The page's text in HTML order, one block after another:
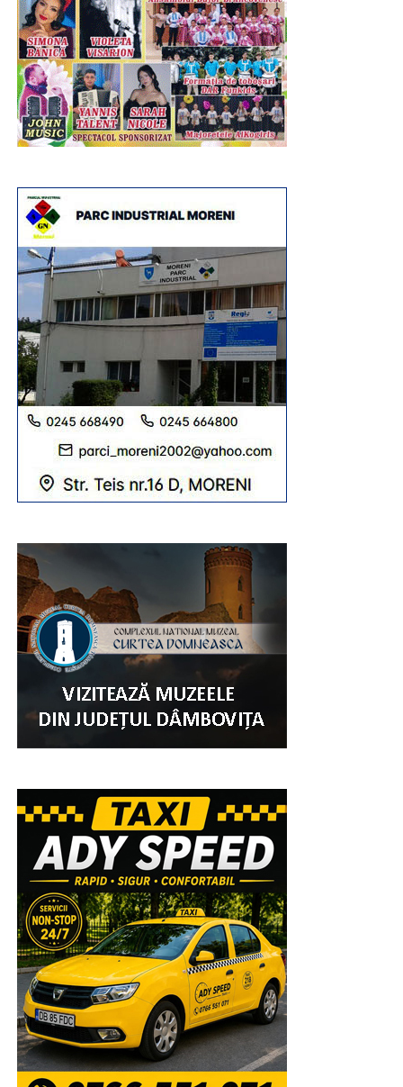
Entuziasmul, curiozitatea și implicarea copiilor au
transformat fiecare atelier într-o experiență educativă și
recreativă, demonstrând că muzeul poate fi un spațiu al
descoperirii, al creativității și al învățării prin practică.
Programul „Vacanță la muzeu” continuă în zilele
următoare cu noi activități dedicate istoriei și
pe înțelesul tuturor” și „Hai la târg! – Târgul Moșilor de la
Târgoviște”, oferind copiilor noi oportunități de a învăța
prin joc și experiențe directe.
Urmărește Incomod Media și pe Google News
RECLAMA